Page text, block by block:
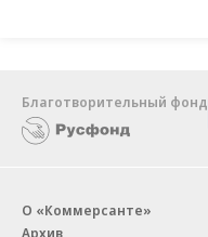
Благотворительный фонд
О «Коммерсанте»
Архив